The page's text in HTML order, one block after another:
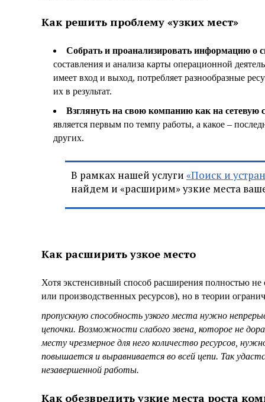
Как решить проблему «узких мест»
Собрать и проанализировать информацию о
составления и анализа карты операционной
имеет вход и выход, потребляет разнообразные
их в результат.
Взглянуть на свою компанию как на сетевую
является первым по темпу работы, а какое –
других.
В рамках нашей услуги «Поиск и
найдем и «расширим» узкие места
Как расширить узкое место
Хотя экстенсивный способ расширения полностью
или производственных ресурсов), но в теории
пропускную способность узкого места нужно
цепочки. Возможности слабого звена, которое не
месту чрезмерное для него количество ресурсов,
повышается и выравнивается во всей цепи. Так
незавершенной работы.
Как обезвредить узкие места роста